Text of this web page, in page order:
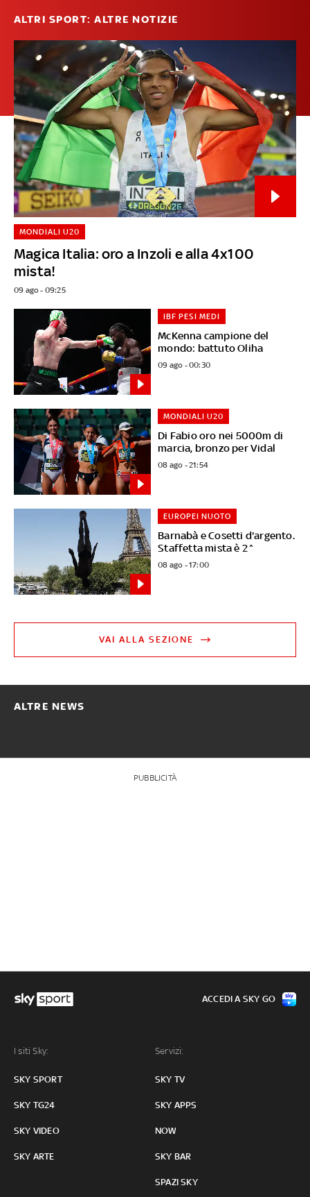
ALTRI SPORT: ALTRE NOTIZIE
Magica Italia: oro a Inzoli e alla 4x100
mista!
MONDIALI U20
09 ago - 09:25
McKenna campione del
mondo: battuto Oliha
IBF PESI MEDI
09 ago - 00:30
Di Fabio oro nei 5000m di
marcia, bronzo per Vidal
MONDIALI U20
08 ago - 21:54
Barnabà e Cosetti d'argento.
Staffetta mista è 2^
EUROPEI NUOTO
08 ago - 17:00
VAI ALLA SEZIONE
ALTRE NEWS
PUBBLICITÀ
I siti Sky:
SKY SPORT
SKY TG24
SKY VIDEO
SKY ARTE
Servizi:
SKY TV
SKY APPS
NOW
SKY BAR
SPAZI SKY
ACCEDI A SKY GO